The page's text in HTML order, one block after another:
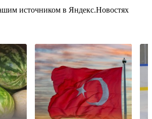
источником в Яндекс.Новостях